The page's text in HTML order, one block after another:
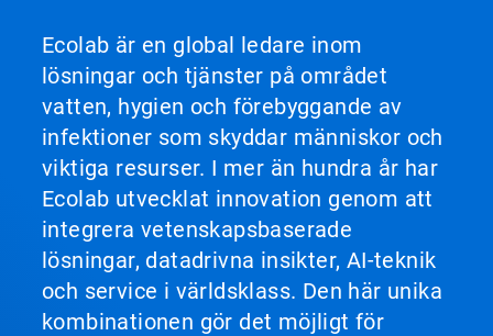
Ecolab är en global ledare inom
lösningar och tjänster på området
vatten, hygien och förebyggande av
infektioner som skyddar människor och
viktiga resurser. I mer än hundra år har
Ecolab utvecklat innovation genom att
integrera vetenskapsbaserade
lösningar, datadrivna insikter, AI-teknik
och service i världsklass. Den här unika
kombinationen gör det möjligt för